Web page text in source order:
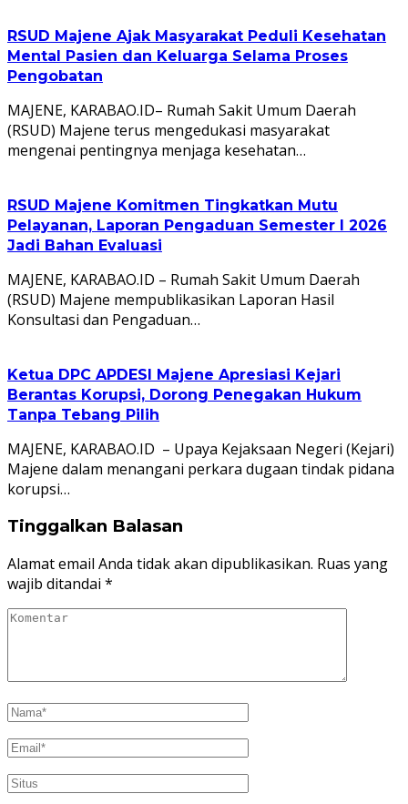
RSUD Majene Ajak Masyarakat Peduli Kesehatan
Mental Pasien dan Keluarga Selama Proses
Pengobatan
MAJENE, KARABAO.ID– Rumah Sakit Umum Daerah
(RSUD) Majene terus mengedukasi masyarakat
mengenai pentingnya menjaga kesehatan…
RSUD Majene Komitmen Tingkatkan Mutu
Pelayanan, Laporan Pengaduan Semester I 2026
Jadi Bahan Evaluasi
MAJENE, KARABAO.ID – Rumah Sakit Umum Daerah
(RSUD) Majene mempublikasikan Laporan Hasil
Konsultasi dan Pengaduan…
Ketua DPC APDESI Majene Apresiasi Kejari
Berantas Korupsi, Dorong Penegakan Hukum
Tanpa Tebang Pilih
MAJENE, KARABAO.ID – Upaya Kejaksaan Negeri (Kejari)
Majene dalam menangani perkara dugaan tindak pidana
korupsi…
Tinggalkan Balasan
Alamat email Anda tidak akan dipublikasikan. Ruas yang
wajib ditandai *